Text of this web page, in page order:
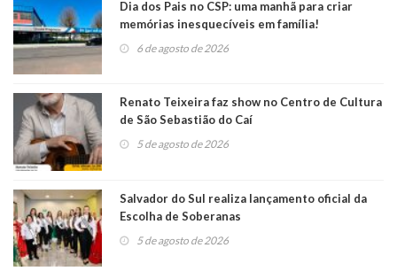
Dia dos Pais no CSP: uma manhã para criar
memórias inesquecíveis em família!
6 de agosto de 2026
Renato Teixeira faz show no Centro de Cultura
de São Sebastião do Caí
5 de agosto de 2026
Salvador do Sul realiza lançamento oficial da
Escolha de Soberanas
5 de agosto de 2026